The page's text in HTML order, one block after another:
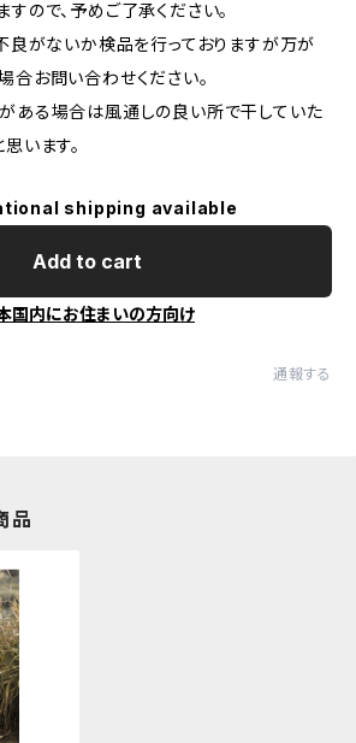
ので、予めご了承ください。
良がないか検品を行っておりますが万が
合お問い合わせください。
ある場合は風通しの良い所で干していた
います。
shipping available
Add to cart
国内にお住まいの方向け
通報する
品